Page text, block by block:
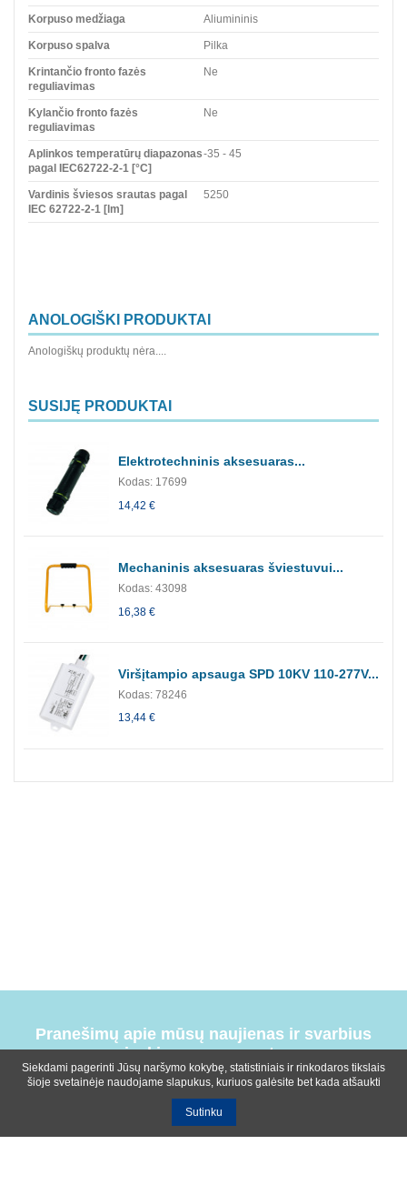
Korpuso medžiaga Aliumininis
Korpuso spalva Pilka
Krintančio fronto fazės
reguliavimas
Ne
Kylančio fronto fazės
reguliavimas
Ne
Aplinkos temperatūrų diapazonas
pagal IEC62722-2-1 [°C]
-35 - 45
Vardinis šviesos srautas pagal
IEC 62722-2-1 [lm]
5250
ANOLOGIŠKI PRODUKTAI
Anologiškų produktų nėra....
SUSIJĘ PRODUKTAI
Elektrotechninis aksesuaras...
Kodas: 17699
14,42 €
Mechaninis aksesuaras šviestuvui...
Kodas: 43098
16,38 €
Viršįtampio apsauga SPD 10KV 110-277V...
Kodas: 78246
13,44 €
Pranešimų apie mūsų naujienas ir svarbius
įvykius prenumerata
Siekdami pagerinti Jūsų naršymo kokybę, statistiniais ir rinkodaros tikslais
šioje svetainėje naudojame slapukus, kuriuos galėsite bet kada atšaukti
Sutinku